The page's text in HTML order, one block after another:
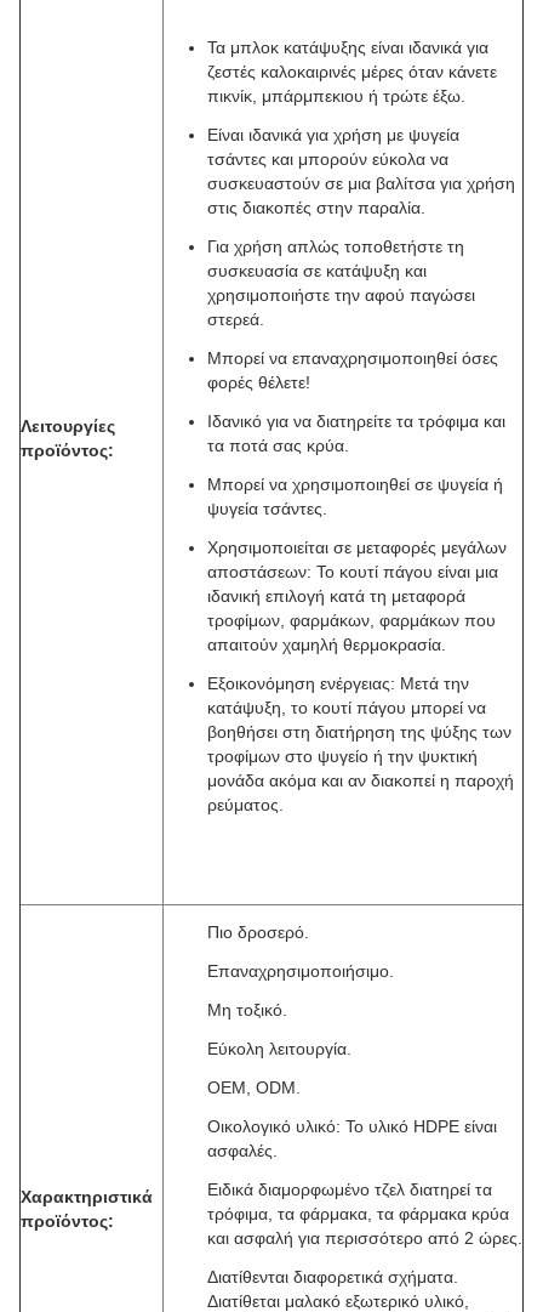
Λειτουργίες
προϊόντος:
Τα μπλοκ κατάψυξης είναι ιδανικά για
ζεστές καλοκαιρινές μέρες όταν κάνετε
πικνίκ, μπάρμπεκιου ή τρώτε έξω.
Είναι ιδανικά για χρήση με ψυγεία
τσάντες και μπορούν εύκολα να
συσκευαστούν σε μια βαλίτσα για χρήση
στις διακοπές στην παραλία.
Για χρήση απλώς τοποθετήστε τη
συσκευασία σε κατάψυξη και
χρησιμοποιήστε την αφού παγώσει
στερεά.
Μπορεί να επαναχρησιμοποιηθεί όσες
φορές θέλετε!
Ιδανικό για να διατηρείτε τα τρόφιμα και
τα ποτά σας κρύα.
Μπορεί να χρησιμοποιηθεί σε ψυγεία ή
ψυγεία τσάντες.
Χρησιμοποιείται σε μεταφορές μεγάλων
αποστάσεων: Το κουτί πάγου είναι μια
ιδανική επιλογή κατά τη μεταφορά
τροφίμων, φαρμάκων, φαρμάκων που
απαιτούν χαμηλή θερμοκρασία.
Εξοικονόμηση ενέργειας: Μετά την
κατάψυξη, το κουτί πάγου μπορεί να
βοηθήσει στη διατήρηση της ψύξης των
τροφίμων στο ψυγείο ή την ψυκτική
μονάδα ακόμα και αν διακοπεί η παροχή
ρεύματος.
Χαρακτηριστικά
προϊόντος:
Πιο δροσερό.
Επαναχρησιμοποιήσιμο.
Μη τοξικό.
Εύκολη λειτουργία.
OEM, ODM.
Οικολογικό υλικό: Το υλικό HDPE είναι
ασφαλές.
Ειδικά διαμορφωμένο τζελ διατηρεί τα
τρόφιμα, τα φάρμακα, τα φάρμακα κρύα
και ασφαλή για περισσότερο από 2 ώρες.
Διατίθενται διαφορετικά σχήματα.
Διατίθεται μαλακό εξωτερικό υλικό,